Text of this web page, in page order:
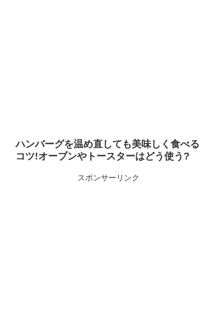
ハンバーグを温め直しても美味しく食べる
コツ!オーブンやトースターはどう使う?
スポンサーリンク